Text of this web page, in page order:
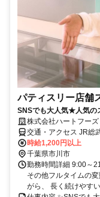
パティスリー店舗
SNSでも大人気★人気の
株式会社ハートフー
交通・アクセス JR総
時給1,200円以上
千葉県市川市
勤務時間詳細 9:00～
その他フルタイムの
がら、 長く続けやす